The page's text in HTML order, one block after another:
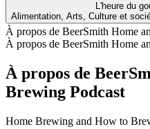
L'heure du
Alimentation, Arts, Culture et
À propos de BeerSmith Home
À propos de BeerSmith Home
À propos de
Brewing Podcast
Home Brewing and How to